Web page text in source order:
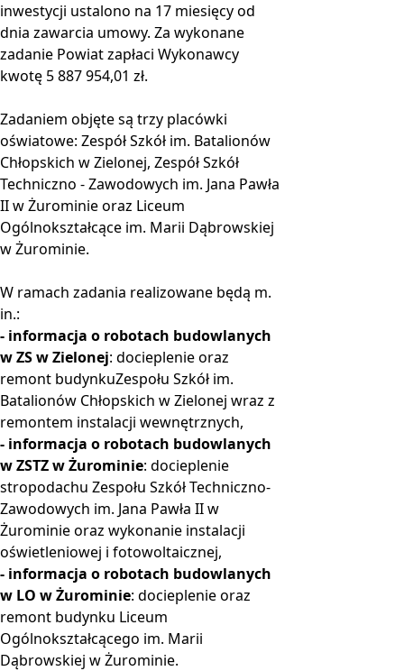
inwestycji ustalono na 17 miesięcy od
dnia zawarcia umowy. Za wykonane
zadanie Powiat zapłaci Wykonawcy
kwotę 5 887 954,01 zł.
Zadaniem objęte są trzy placówki
oświatowe: Zespół Szkół im. Batalionów
Chłopskich w Zielonej, Zespół Szkół
Techniczno - Zawodowych im. Jana Pawła
II w Żurominie oraz Liceum
Ogólnokształcące im. Marii Dąbrowskiej
w Żurominie.
W ramach zadania realizowane będą m.
in.:
- informacja o robotach budowlanych
w ZS w Zielonej: docieplenie oraz
remont budynkuZespołu Szkół im.
Batalionów Chłopskich w Zielonej wraz z
remontem instalacji wewnętrznych,
- informacja o robotach budowlanych
w ZSTZ w Żurominie: docieplenie
stropodachu Zespołu Szkół Techniczno-
Zawodowych im. Jana Pawła II w
Żurominie oraz wykonanie instalacji
oświetleniowej i fotowoltaicznej,
- informacja o robotach budowlanych
w LO w Żurominie: docieplenie oraz
remont budynku Liceum
Ogólnokształcącego im. Marii
Dąbrowskiej w Żurominie.